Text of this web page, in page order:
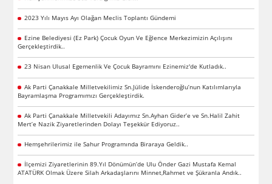
2023 Yılı Mayıs Ayı Olağan Meclis Toplantı Gündemi
Ezine Belediyesi (Ez Park) Çocuk Oyun Ve Eğlence Merkezimizin Açılışını
Gerçekleştirdik..
23 Nisan Ulusal Egemenlik Ve Çocuk Bayramını Ezinemiz'de Kutladık..
Ak Parti Çanakkale Milletvekilimiz Sn.Jülide İskenderoğlu’nun Katılımlarıyla
Bayramlaşma Programımızı Gerçekleştirdik.
Ak Parti Çanakkale Milletvekili Adayımız Sn.Ayhan Gider’e ve Sn.Halil Zahit
Mert’e Nazik Ziyaretlerinden Dolayı Teşekkür Ediyoruz..
Hemşehrilerimiz ile Sahur Programında Biraraya Geldik..
İlçemizi Ziyaretlerinin 89.Yıl Dönümün’de Ulu Önder Gazi Mustafa Kemal
ATATÜRK Olmak Üzere Silah Arkadaşlarını Minnet,Rahmet ve Şükranla Andık..